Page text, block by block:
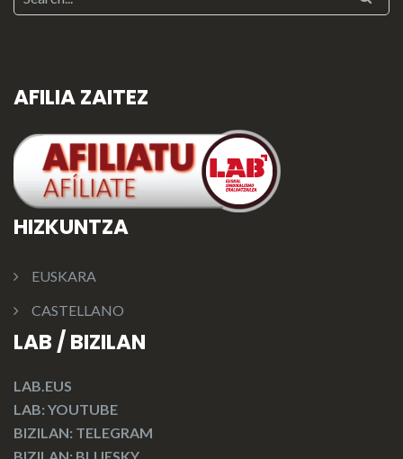
AFILIA ZAITEZ
HIZKUNTZA
EUSKARA
CASTELLANO
LAB / BIZILAN
LAB.EUS
LAB: YOUTUBE
BIZILAN: TELEGRAM
BIZILAN: BLUESKY